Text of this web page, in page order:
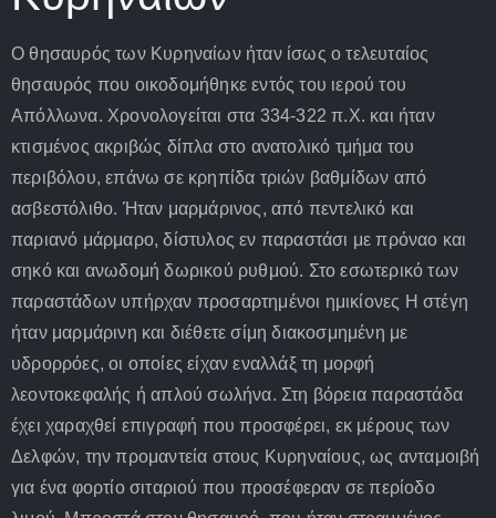
Ο θησαυρός των Κυρηναίων ήταν ίσως ο τελευταίος
θησαυρός που οικοδομήθηκε εντός του ιερού του
Απόλλωνα. Χρονολογείται στα 334-322 π.Χ. και ήταν
κτισμένος ακριβώς δίπλα στο ανατολικό τμήμα του
περιβόλου, επάνω σε κρηπίδα τριών βαθμίδων από
ασβεστόλιθο. Ήταν μαρμάρινος, από πεντελικό και
παριανό μάρμαρο, δίστυλος εν παραστάσι με πρόναο και
σηκό και ανωδομή δωρικού ρυθμού. Στο εσωτερικό των
παραστάδων υπήρχαν προσαρτημένοι ημικίονες Η στέγη
ήταν μαρμάρινη και διέθετε σίμη διακοσμημένη με
υδρορρόες, οι οποίες είχαν εναλλάξ τη μορφή
λεοντοκεφαλής ή απλού σωλήνα. Στη βόρεια παραστάδα
έχει χαραχθεί επιγραφή που προσφέρει, εκ μέρους των
Δελφών, την προμαντεία στους Κυρηναίους, ως ανταμοιβή
για ένα φορτίο σιταριού που προσέφεραν σε περίοδο